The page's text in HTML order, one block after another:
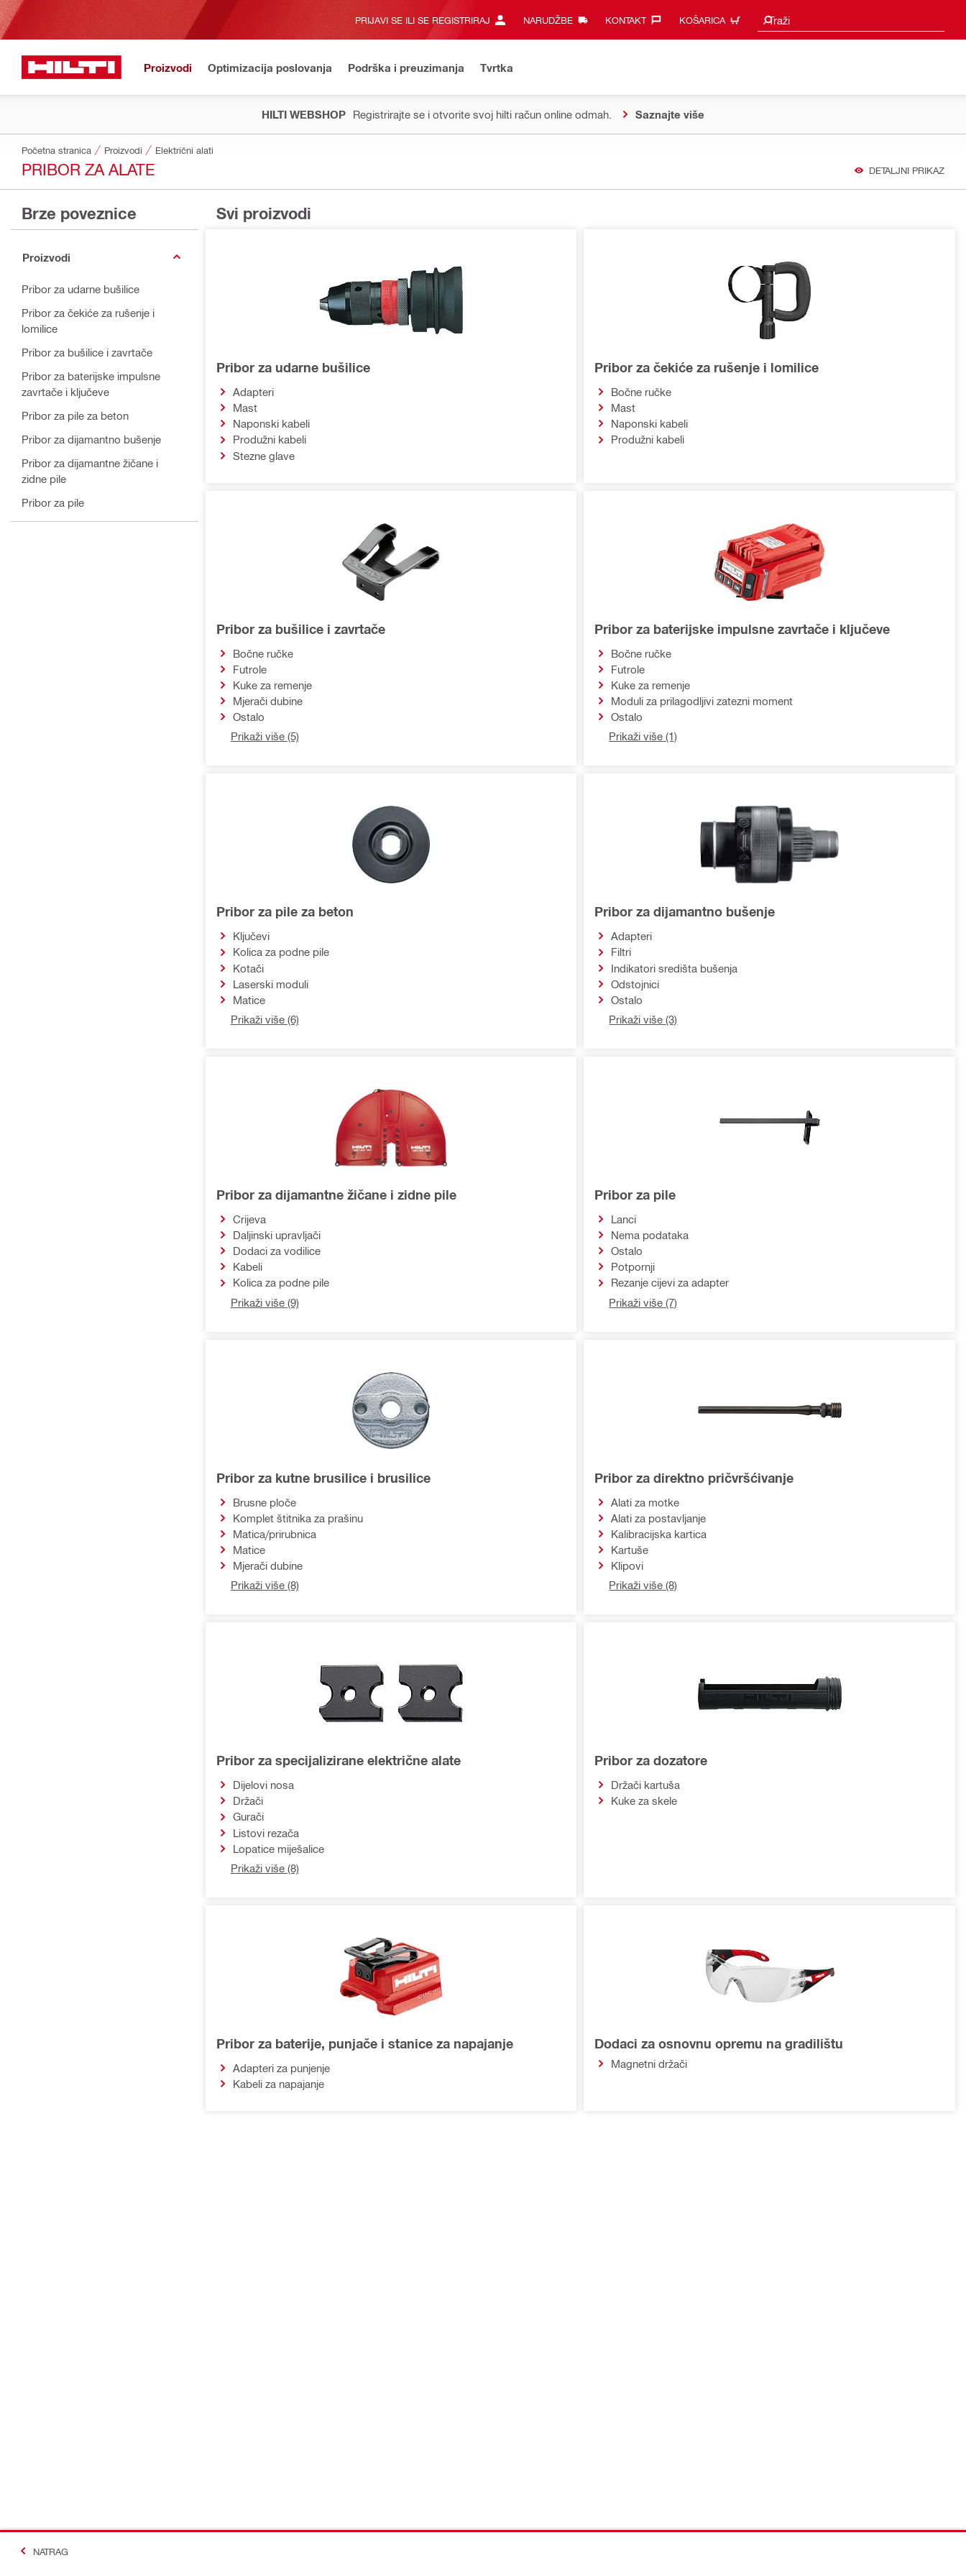
PRIJAVI SE ILI SE REGISTRIRAJ NARUDŽBE KONTAKT‎ KOŠARICA Traži
Prijedlozi za pretraživanje
Proizvodi Optimizacija poslovanja Podrška i preuzimanja Tvrtka
HILTI WEBSHOP Registrirajte se i otvorite svoj hilti račun online odmah. Saznajte više
Početna stranica Proizvodi Električni alati
PRIBOR ZA ALATE DETALJNI PRIKAZ
Brze poveznice
Proizvodi
Pribor za udarne bušilice
Pribor za čekiće za rušenje i
lomilice
Pribor za bušilice i zavrtače
Pribor za baterijske impulsne
zavrtače i ključeve
Pribor za pile za beton
Pribor za dijamantno bušenje
Pribor za dijamantne žičane i
zidne pile
Pribor za pile
Pribor za kutne brusilice i
Svi proizvodi
Pribor za udarne bušilice
Adapteri
Mast
Naponski kabeli
Produžni kabeli
Stezne glave
Pribor za čekiće za rušenje i lomilice
Bočne ručke
Mast
Naponski kabeli
Produžni kabeli
Pribor za bušilice i zavrtače
Bočne ručke
Futrole
Kuke za remenje
Mjerači dubine
Ostalo
Prikaži više (5)
Pribor za baterijske impulsne zavrtače i ključeve
Bočne ručke
Futrole
Kuke za remenje
Moduli za prilagodljivi zatezni moment
Ostalo
Prikaži više (1)
Pribor za pile za beton
Ključevi
Kolica za podne pile
Kotači
Laserski moduli
Matice
Prikaži više (6)
Pribor za dijamantno bušenje
Adapteri
Filtri
Indikatori središta bušenja
Odstojnici
Ostalo
Prikaži više (3)
Pribor za dijamantne žičane i zidne pile
Crijeva
Daljinski upravljači
Dodaci za vodilice
Kabeli
Kolica za podne pile
Prikaži više (9)
Pribor za pile
Lanci
Nema podataka
Ostalo
Potpornji
Rezanje cijevi za adapter
Prikaži više (7)
Pribor za kutne brusilice i brusilice
Brusne ploče
Komplet štitnika za prašinu
Matica/prirubnica
Matice
Mjerači dubine
Prikaži više (8)
Pribor za direktno pričvršćivanje
Alati za motke
Alati za postavljanje
Kalibracijska kartica
Kartuše
Klipovi
Prikaži više (8)
Pribor za specijalizirane električne alate
Dijelovi nosa
Držači
Gurači
Listovi rezača
Lopatice miješalice
Prikaži više (8)
Pribor za dozatore
Držači kartuša
Kuke za skele
Pribor za baterije, punjače i stanice za napajanje
Adapteri za punjenje
Kabeli za napajanje
Dodaci za osnovnu opremu na gradilištu
Magnetni držači
NATRAG